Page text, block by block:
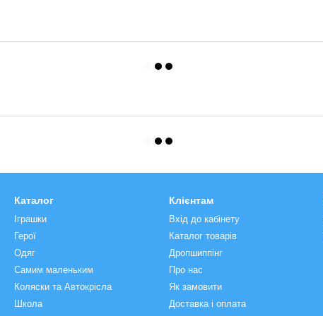
Каталог
Іграшки
Герої
Одяг
Самим маленьким
Коляски та Автокрісла
Школа
Клієнтам
Вхід до кабінету
Каталог товарів
Дропшиппінг
Про нас
Як замовити
Доставка і оплата